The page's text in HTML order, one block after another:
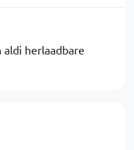
herlaadbare